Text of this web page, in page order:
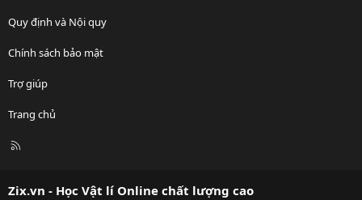
Quy định và Nội quy
Chính sách bảo mật
Trợ giúp
Trang chủ
R
Zix.vn - Học Vật lí Online chất lượng cao